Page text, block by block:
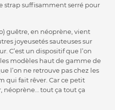
strap suffisamment serré pour
guêtre, en néoprène, vient
joyeusetés sauteuses sur
C’est un dispositif que l’on
modèles haut de gamme de
l’on ne retrouve pas chez les
qui fait rêver. Car ce petit
néoprène… tout ça tout ça